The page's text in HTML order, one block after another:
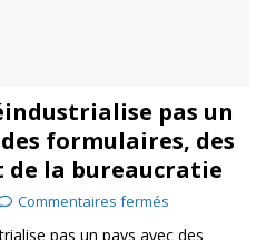
pas un
des formulaires, des
de la bureaucratie
Commentaires fermés
pas un pays avec des